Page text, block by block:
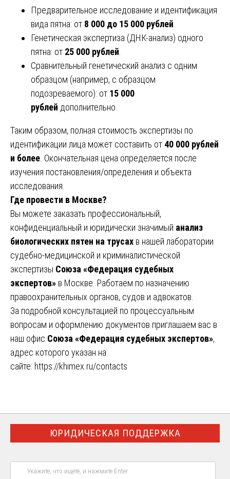
Предварительное исследование и идентификация
вида пятна: от 8 000 до 15 000 рублей
Генетическая экспертиза (ДНК-анализ) одного
пятна: от 25 000 рублей
Сравнительный генетический анализ с одним
образцом (например, с образцом
подозреваемого): от 15 000
рублей дополнительно.
Таким образом, полная стоимость экспертизы по
идентификации лица может составить от 40 000 рублей
и более . Окончательная цена определяется после
изучения постановления/определения и объекта
исследования.
Где провести в Москве?
Вы можете заказать профессиональный,
конфиденциальный и юридически значимый анализ
биологических пятен на трусах в нашей лаборатории
судебно-медицинской и криминалистической
экспертизы Союза «Федерация судебных
экспертов» в Москве. Работаем по назначению
правоохранительных органов, судов и адвокатов.
За подробной консультацией по процессуальным
вопросам и оформлению документов приглашаем вас в
наш офис Союза «Федерация судебных экспертов»,
адрес которого указан на
сайте: https://khimex.ru/contacts
ЮРИДИЧЕСКАЯ ПОДДЕРЖКА